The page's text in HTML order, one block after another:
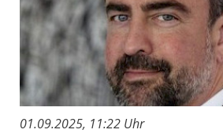
01.09.2025, 11:22 Uhr